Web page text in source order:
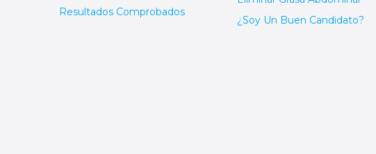
Resultados Comprobados
¿Soy Un Buen Candidato?